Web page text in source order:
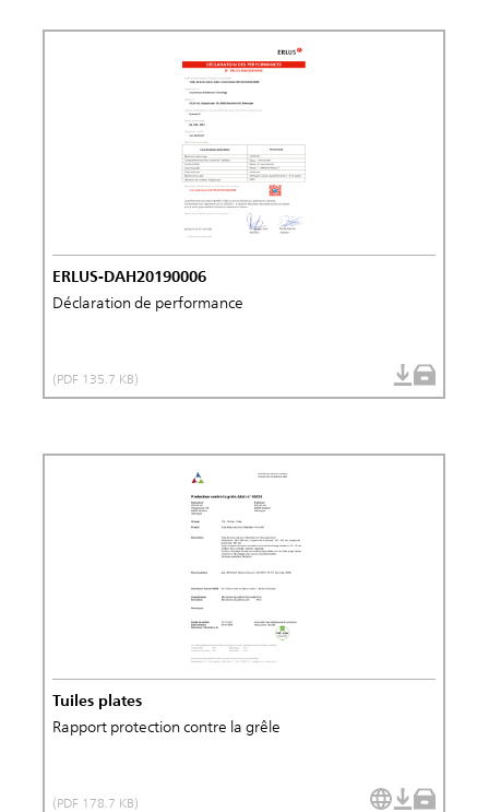
ERLUS-DAH20190006
Déclaration de performance
(PDF 135.7 KB)
Tuiles plates
Rapport protection contre la grêle
(PDF 178.7 KB)